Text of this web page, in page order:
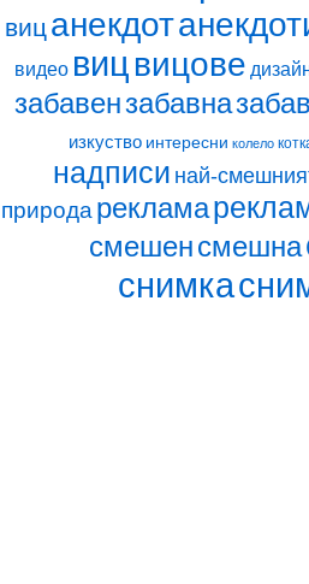
вицанекдот
видео вицвицове
забавензабавна
изкуство интересни колело
надписи най-
природа реклама
смешенсмешна
снимка